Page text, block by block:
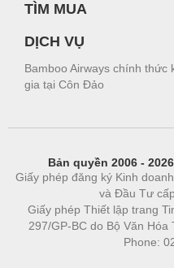
TÌM MUA
DỊCH VỤ
Bamboo Airways chính
gia tại Côn Đảo
Bản quyền 2006 -
Giấy phép đăng ký Kinh
và Đầu Tư
Giấy phép Thiết lập trang
297/GP-BC do Bộ Văn
Phone: